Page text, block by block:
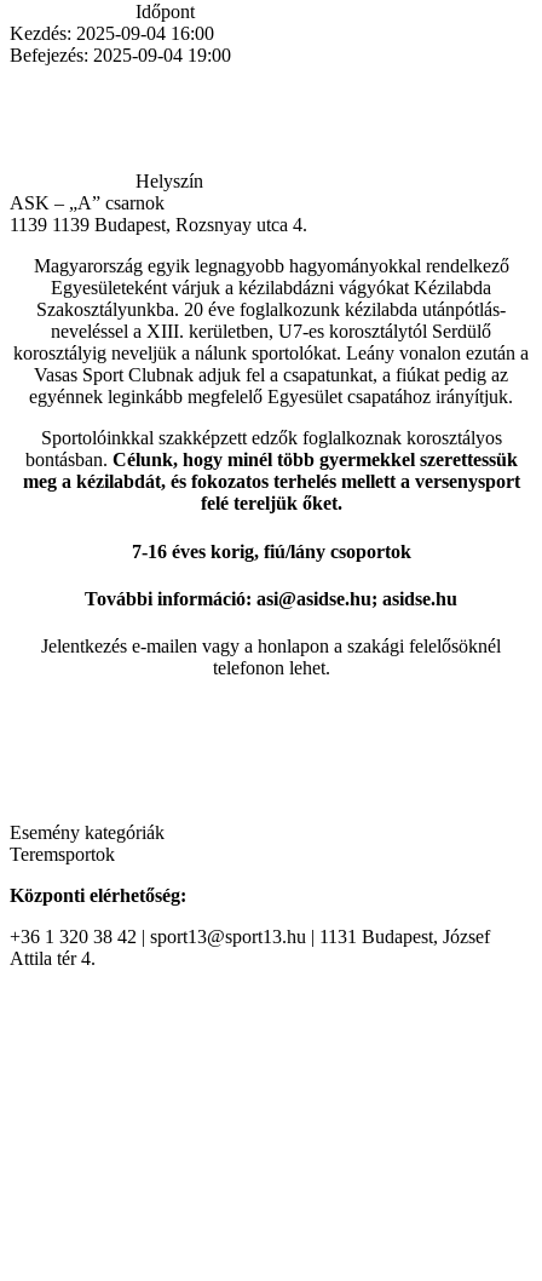
Időpont
Kezdés: 2025-09-04 16:00
Befejezés: 2025-09-04 19:00
Helyszín
ASK – „A” csarnok
1139 1139 Budapest, Rozsnyay utca 4.
Magyarország egyik legnagyobb hagyományokkal rendelkező
Egyesületeként várjuk a kézilabdázni vágyókat Kézilabda
Szakosztályunkba. 20 éve foglalkozunk kézilabda utánpótlás-
neveléssel a XIII. kerületben, U7-es korosztálytól Serdülő
korosztályig neveljük a nálunk sportolókat. Leány vonalon ezután a
Vasas Sport Clubnak adjuk fel a csapatunkat, a fiúkat pedig az
egyénnek leginkább megfelelő Egyesület csapatához irányítjuk.
Sportolóinkkal szakképzett edzők foglalkoznak korosztályos
bontásban. Célunk, hogy minél több gyermekkel szerettessük
meg a kézilabdát, és fokozatos terhelés mellett a versenysport
felé tereljük őket.
7-16 éves korig, fiú/lány csoportok
További információ: asi@asidse.hu; asidse.hu
Jelentkezés e-mailen vagy a honlapon a szakági felelősöknél
telefonon lehet.
Esemény kategóriák
Teremsportok
Központi elérhetőség:
+36 1 320 38 42 | sport13@sport13.hu | 1131 Budapest, József
Attila tér 4.